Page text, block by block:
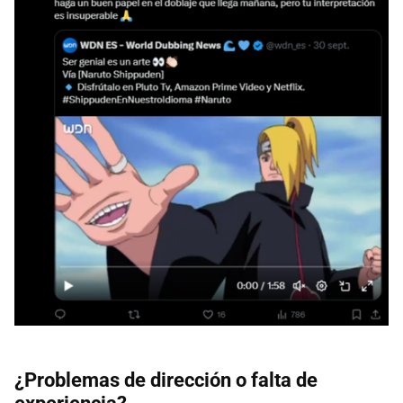
¿Problemas de dirección o falta de